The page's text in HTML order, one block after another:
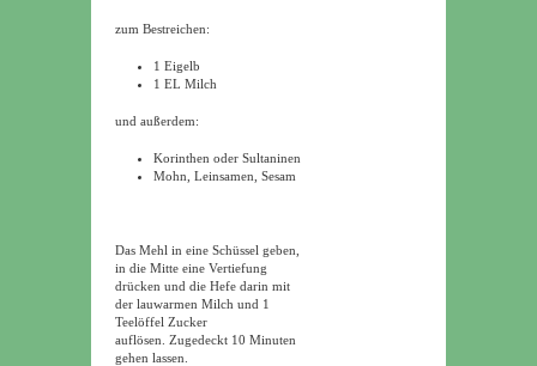
zum Bestreichen:
1 Eigelb
1 EL Milch
und außerdem:
Korinthen oder Sultaninen
Mohn, Leinsamen, Sesam
Das Mehl in eine Schüssel geben,
in die Mitte eine Vertiefung
drücken und die Hefe darin mit
der lauwarmen Milch und 1
Teelöffel Zucker
auflösen. Zugedeckt 10 Minuten
gehen lassen.